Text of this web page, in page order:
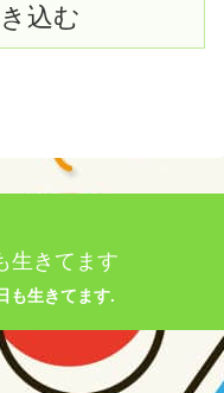
込む
生きてます
も生きてます.